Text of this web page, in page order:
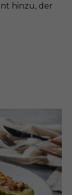
hinzu, der